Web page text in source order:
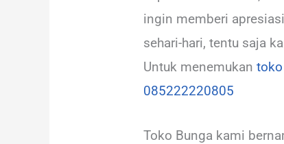
ingin memberi
sehari-hari, tentu saja
Untuk menemukan
085222220805
Toko Bunga kami